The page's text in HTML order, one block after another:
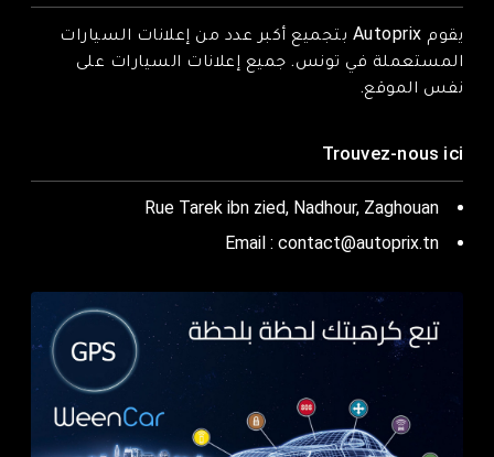
يقوم Autoprix بتجميع أكبر عدد من إعلانات السيارات
المستعملة في تونس. جميع إعلانات السيارات على
نفس الموقع.
Trouvez-nous ici
Rue Tarek ibn zied, Nadhour, Zaghouan
Email : contact@autoprix.tn